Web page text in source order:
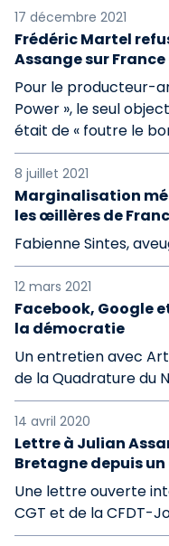
17 décembre 2021
Frédéric Martel
Assange sur
Pour le producteur-
Power », le seul
était de « foutre le
8 juillet 2021
Marginalisation
les œillères de
Fabienne Sintes,
12 mars 2021
Facebook, Google
la démocratie
Un entretien avec
de la Quadrature du
14 avril 2020
Lettre à Julian
Bretagne depuis un
Une lettre ouverte
CGT et de la CFDT-